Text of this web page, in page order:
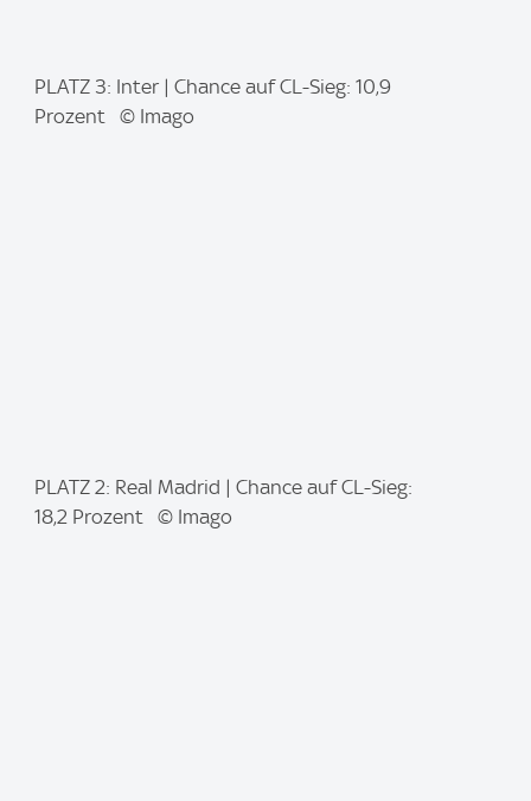
m
PLATZ 3: Inter | Chance auf CL-Sieg: 10,9
Prozent © Imago
m
PLATZ 2: Real Madrid | Chance auf CL-Sieg:
18,2 Prozent © Imago